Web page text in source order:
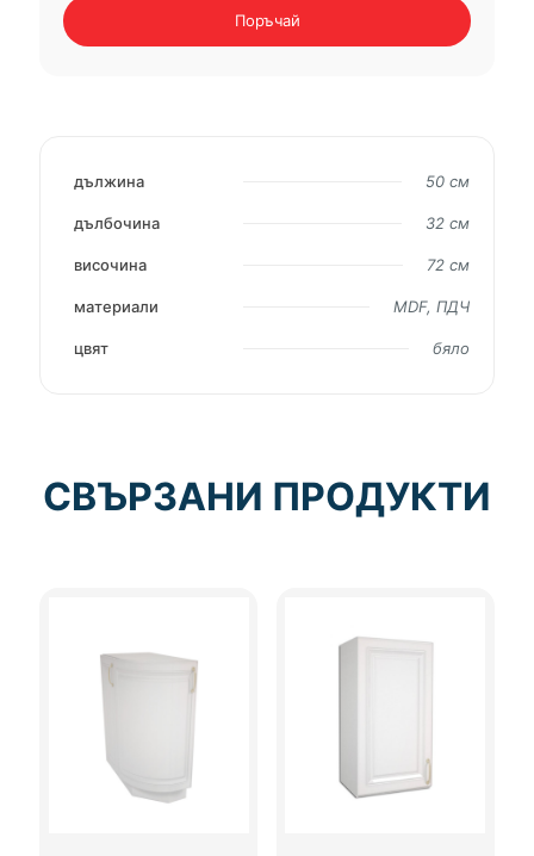
шкаф
MICHELLE
Поръчай
дължина 50 см
дълбочина 32 см
височина 72 см
материали MDF, ПДЧ
цвят бяло
СВЪРЗАНИ ПРОДУКТИ